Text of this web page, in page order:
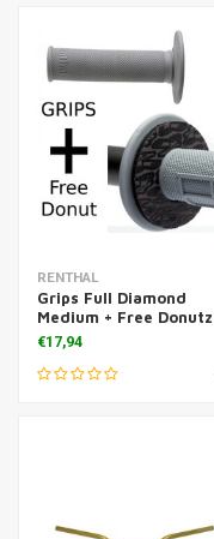
RENTHAL
Grips Full Diamond
Medium + Free Donutz
€17,94